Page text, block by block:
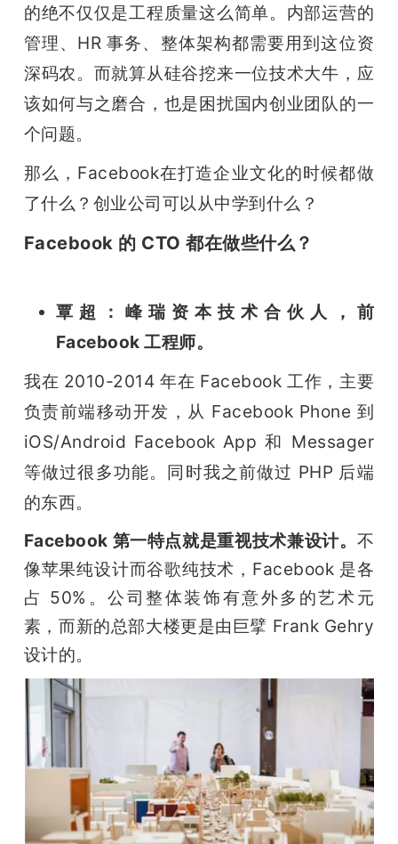
搞
机
的绝不仅仅是工程质量这么简单。内部运营的
管理、HR 事务、整体架构都需要用到这位资
深码农。而就算从硅谷挖来一位技术大牛，应
该如何与之磨合，也是困扰国内创业团队的一
个问题。
那么，Facebook在打造企业文化的时候都做
了什么？创业公司可以从中学到什么？
Facebook 的 CTO 都在做些什么？
覃超：峰瑞资本技术合伙人，前
Facebook 工程师。
我在 2010-2014 年在 Facebook 工作，主要
负责前端移动开发，从 Facebook Phone 到
iOS/Android Facebook App 和 Messager
等做过很多功能。同时我之前做过 PHP 后端
的东西。
Facebook 第一特点就是重视技术兼设计。 不
像苹果纯设计而谷歌纯技术，Facebook 是各
占 50%。公司整体装饰有意外多的艺术元
素，而新的总部大楼更是由巨擘 Frank Gehry
设计的。